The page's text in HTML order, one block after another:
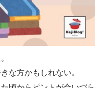
な方かもしれない。